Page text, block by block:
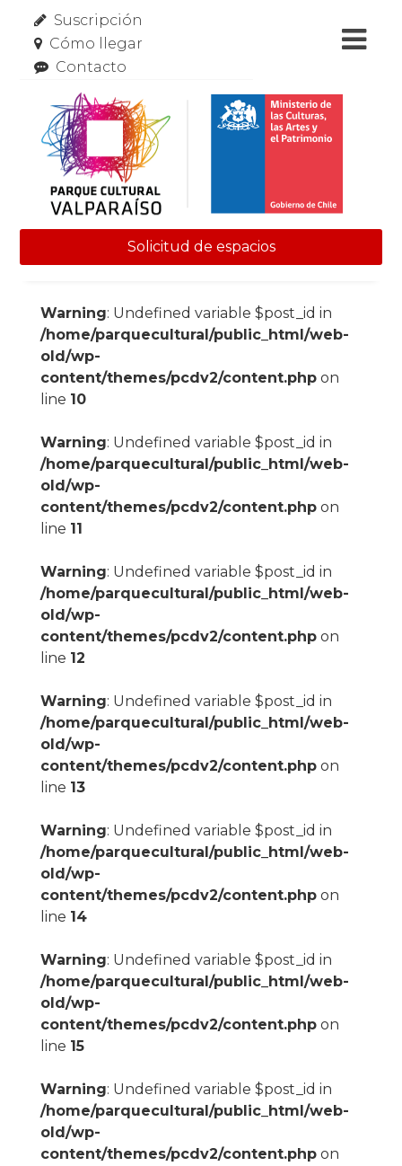
Suscripción
Cómo llegar
Contacto
Solicitud de espacios
Warning: Undefined variable $post_id in
/home/parquecultural/public_html/web-
old/wp-
content/themes/pcdv2/content.phpon
line 10
Warning: Undefined variable $post_id in
/home/parquecultural/public_html/web-
old/wp-
content/themes/pcdv2/content.phpon
line 11
Warning: Undefined variable $post_id in
/home/parquecultural/public_html/web-
old/wp-
content/themes/pcdv2/content.phpon
line 12
Warning: Undefined variable $post_id in
/home/parquecultural/public_html/web-
old/wp-
content/themes/pcdv2/content.phpon
line 13
Warning: Undefined variable $post_id in
/home/parquecultural/public_html/web-
old/wp-
content/themes/pcdv2/content.phpon
line 14
Warning: Undefined variable $post_id in
/home/parquecultural/public_html/web-
old/wp-
content/themes/pcdv2/content.phpon
line 15
Warning: Undefined variable $post_id in
/home/parquecultural/public_html/web-
old/wp-
content/themes/pcdv2/content.phpon